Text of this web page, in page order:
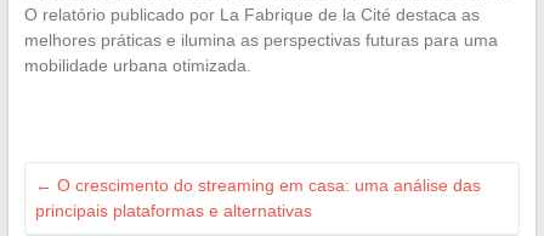
O relatório publicado por La Fabrique de la Cité destaca as
melhores práticas e ilumina as perspectivas futuras para uma
mobilidade urbana otimizada.
← O crescimento do streaming em casa: uma análise das
principais plataformas e alternativas